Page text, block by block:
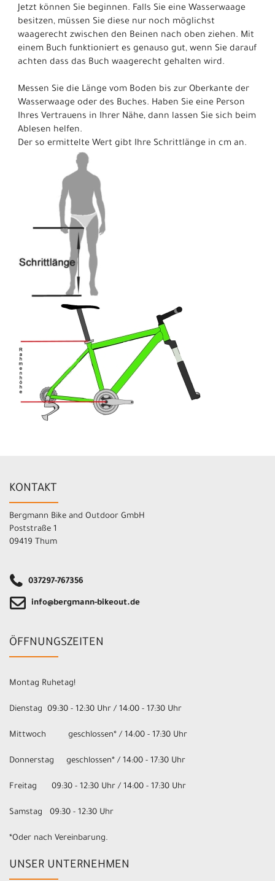
Jetzt können Sie beginnen. Falls Sie eine Wasserwaage
besitzen, müssen Sie diese nur noch möglichst
waagerecht zwischen den Beinen nach oben ziehen. Mit
einem Buch funktioniert es genauso gut, wenn Sie darauf
achten dass das Buch waagerecht gehalten wird.
Messen Sie die Länge vom Boden bis zur Oberkante der
Wasserwaage oder des Buches. Haben Sie eine Person
Ihres Vertrauens in Ihrer Nähe, dann lassen Sie sich beim
Ablesen helfen.
Der so ermittelte Wert gibt Ihre Schrittlänge in cm an.
KONTAKT
Bergmann Bike and Outdoor GmbH
Poststraße 1
09419 Thum
037297-767356
info@bergmann-bikeout.de
ÖFFNUNGSZEITEN
Montag Ruhetag!
Dienstag 09:30 - 12:30 Uhr / 14:00 - 17:30 Uhr
Mittwoch geschlossen* / 14:00 - 17:30 Uhr
Donnerstag geschlossen* / 14:00 - 17:30 Uhr
Freitag 09:30 - 12:30 Uhr / 14:00 - 17:30 Uhr
Samstag 09:30 - 12:30 Uhr
*Oder nach Vereinbarung.
UNSER UNTERNEHMEN